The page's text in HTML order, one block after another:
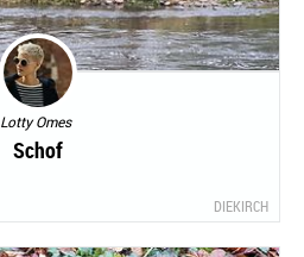
Lotty Omes
Schof
DIEKIRCH